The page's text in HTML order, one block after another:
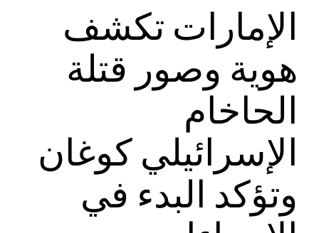
الإمارات تكشف
هوية وصور قتلة
الحاخام
الإسرائيلي كوغان
وتؤكد البدء في